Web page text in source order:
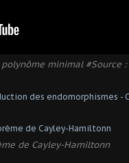
minimal #Source
de Cayley-Hamiltonn